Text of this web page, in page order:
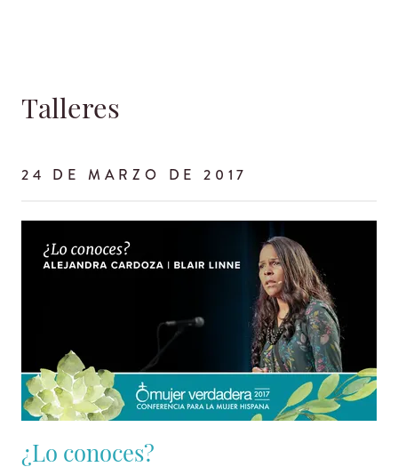
Talleres
24 DE MARZO DE 2017
¿Lo conoces?